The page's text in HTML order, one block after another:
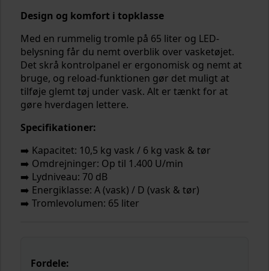
Design og komfort i topklasse
Med en rummelig tromle på 65 liter og LED-
belysning får du nemt overblik over vasketøjet.
Det skrå kontrolpanel er ergonomisk og nemt at
bruge, og reload-funktionen gør det muligt at
tilføje glemt tøj under vask. Alt er tænkt for at
gøre hverdagen lettere.
Specifikationer:
➡️ Kapacitet: 10,5 kg vask / 6 kg vask & tør
➡️ Omdrejninger: Op til 1.400 U/min
➡️ Lydniveau: 70 dB
➡️ Energiklasse: A (vask) / D (vask & tør)
➡️ Tromlevolumen: 65 liter
Fordele: